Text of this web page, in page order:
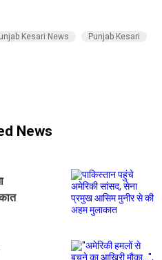
Kesari News Punjab Kesari
News